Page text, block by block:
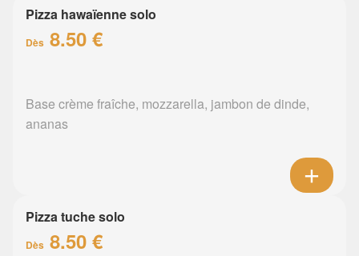
Pizza hawaïenne solo
Dès 8.50 €
Base crème fraîche, mozzarella, jambon de dinde,
ananas
Pizza tuche solo
Dès 8.50 €